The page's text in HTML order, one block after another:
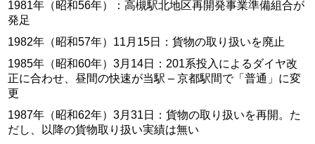
1981年（昭和56年）：高槻駅北地区再開発事業準備組合が
発足
1982年（昭和57年）11月15日：貨物の取り扱いを廃止
1985年（昭和60年）3月14日：201系投入によるダイヤ改
正に合わせ、昼間の快速が当駅 – 京都駅間で「普通」に変
更
1987年（昭和62年）3月31日：貨物の取り扱いを再開。た
だし、以降の貨物取り扱い実績は無い